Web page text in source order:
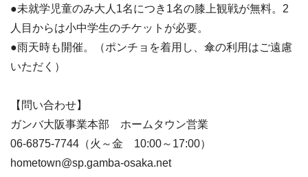
●未就学児童のみ大人1名につき1名の膝上観戦が無料。2
人目からは小中学生のチケットが必要。
●雨天時も開催。（ポンチョを着用し、傘の利用はご遠慮
いただく）
【問い合わせ】
ガンバ大阪事業本部 ホームタウン営業
06-6875-7744（火～金 10:00～17:00）
hometown@sp.gamba-osaka.net